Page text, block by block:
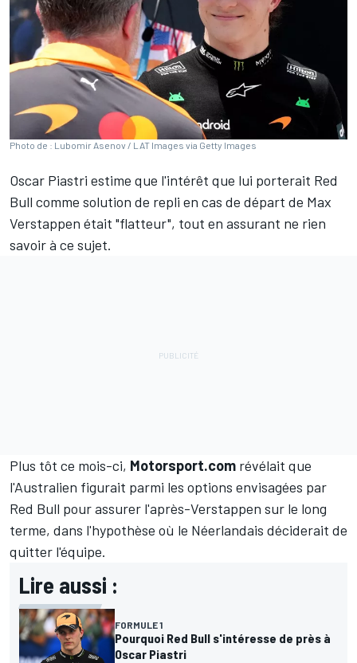
Photo de : Lubomir Asenov / LAT Images via Getty Images
Oscar Piastri estime que l'intérêt que lui porterait Red
Bull comme solution de repli en cas de départ de Max
Verstappen était "flatteur", tout en assurant ne rien
savoir à ce sujet.
Plus tôt ce mois-ci, Motorsport.com révélait que
l'Australien figurait parmi les options envisagées par
Red Bull pour assurer l'après-Verstappen sur le long
terme, dans l'hypothèse où le Néerlandais déciderait de
quitter l'équipe.
Lire aussi :
FORMULE 1
Pourquoi Red Bull s'intéresse de près à
Oscar Piastri